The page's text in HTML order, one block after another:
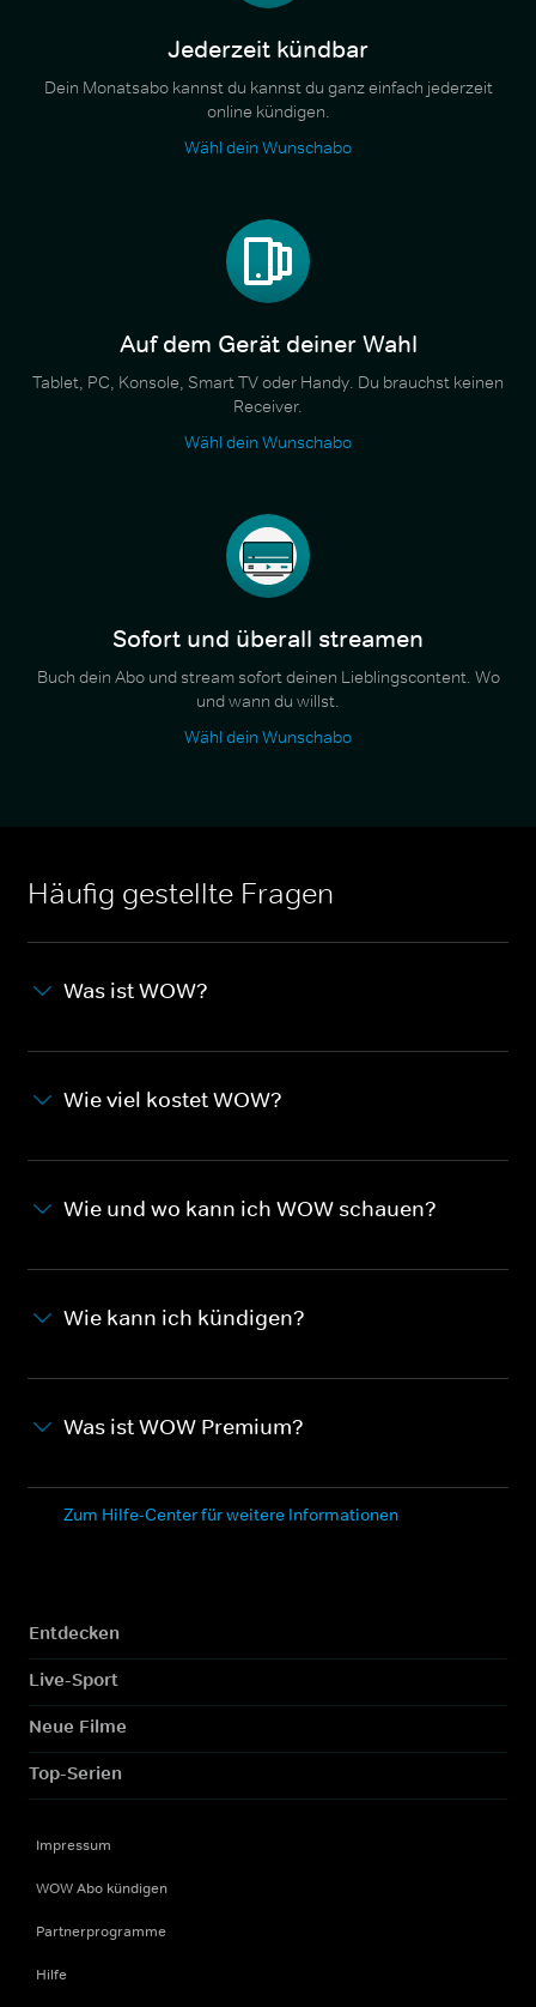
Jederzeit kündbar
Dein Monatsabo kannst du kannst du ganz einfach jederzeit
online kündigen.
Wähl dein Wunschabo
Auf dem Gerät deiner Wahl
Tablet, PC, Konsole, Smart TV oder Handy. Du brauchst keinen
Receiver.
Wähl dein Wunschabo
Sofort und überall streamen
Buch dein Abo und stream sofort deinen Lieblingscontent. Wo
und wann du willst.
Wähl dein Wunschabo
Häufig gestellte Fragen
Was ist WOW?
Wie viel kostet WOW?
Wie und wo kann ich WOW schauen?
Wie kann ich kündigen?
Was ist WOW Premium?
Zum Hilfe-Center für weitere Informationen
Entdecken
Live-Sport
Neue Filme
Top-Serien
Impressum
WOW Abo kündigen
Partnerprogramme
Hilfe